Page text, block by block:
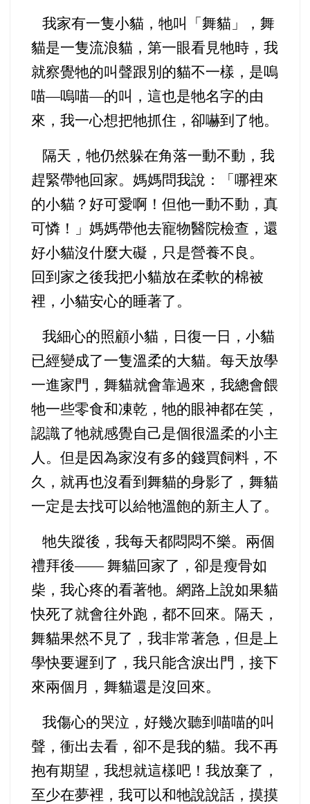
我家有一隻小貓，牠叫「舞貓」，舞
貓是一隻流浪貓，第一眼看見牠時，我
就察覺牠的叫聲跟別的貓不一樣，是嗚
喵—嗚喵—的叫，這也是牠名字的由
來，我一心想把牠抓住，卻嚇到了牠。
隔天，牠仍然躲在角落一動不動，我
趕緊帶牠回家。媽媽問我說：「哪裡來
的小貓？ 好可愛啊！但他一動不動，真
可憐！」媽媽帶他去寵物醫院檢查，還
好小貓沒什麼大礙，只是營養不良。
回到家之後我把小貓放在柔軟的棉被
裡，小貓安心的睡著了。
我細心的照顧小貓，日復一日，小貓
已經變成了一隻溫柔的大貓。每天放學
一進家門，舞貓就會靠過來，我總會餵
牠一些零食和凍乾，牠的眼神都在笑，
認識了牠就感覺自己是個很溫柔的小主
人。但是因為家沒有多的錢買飼料，不
久，就再也沒看到舞貓的身影了，舞貓
一定是去找可以給牠溫飽的新主人了。
牠失蹤後，我每天都悶悶不樂。兩個
禮拜後—— 舞貓回家了，卻是瘦骨如
柴，我心疼的看著牠。網路上說如果貓
快死了就會往外跑，都不回來。隔天，
舞貓果然不見了，我非常著急，但是上
學快要遲到了，我只能含淚出門，接下
來兩個月，舞貓還是沒回來。
我傷心的哭泣，好幾次聽到喵喵的叫
聲，衝出去看， 卻不是我的貓。我不再
抱有期望，我想就這樣吧！我放棄了，
至少在夢裡，我可以和牠說說話，摸摸